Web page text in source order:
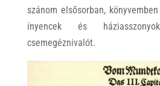
szánom elsősorban,
ínyencek és
csemegéznivalót.